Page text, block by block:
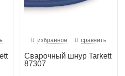
избранное сравнить
Сварочный шнур Tarkett
87307